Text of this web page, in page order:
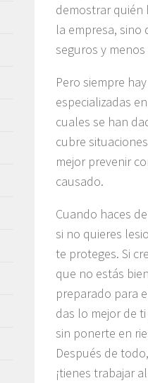
demostrar quién
la empresa, sino
seguros y
Pero siempre
especializadas
cuales se han
cubre
mejor prevenir
causado.
Cuando haces
si no quieres
te proteges. Si
que no estás bien
preparado para
das lo mejor de
sin ponerte en
Después de todo,
¡tienes trabajar